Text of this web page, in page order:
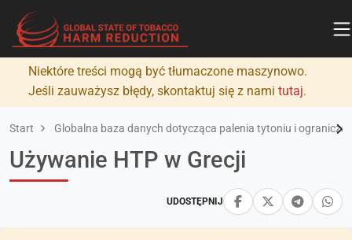
Niektóre treści mogą być tłumaczone maszynowo.
Jeśli zauważysz błędy, skontaktuj się z nami tutaj.
Start Globalna baza danych dotycząca palenia tytoniu i
UDOSTĘPNIJ
Używanie HTP w Grecji